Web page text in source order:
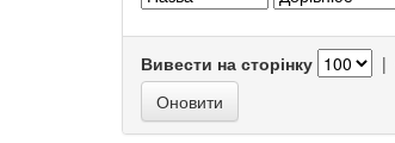
Вивести на сторінку |